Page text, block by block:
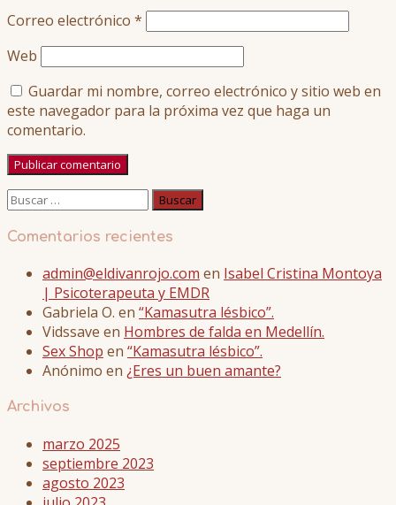
Correo electrónico *
Web
Guardar mi nombre, correo electrónico y sitio web en
este navegador para la próxima vez que haga un
comentario.
Buscar:
Comentarios recientes
admin@eldivanrojo.com en Isabel Cristina Montoya
| Psicoterapeuta y EMDR
Gabriela O. en “Kamasutra lésbico”.
Vidssave en Hombres de falda en Medellín.
Sex Shop en “Kamasutra lésbico”.
Anónimo en ¿Eres un buen amante?
Archivos
marzo 2025
septiembre 2023
agosto 2023